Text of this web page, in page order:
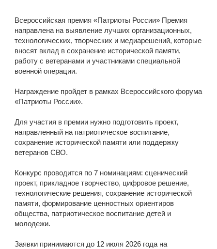
Всероссийская премия «Патриоты России» Премия
направлена на выявление лучших организационных,
технологических, творческих и медиарешений, которые
вносят вклад в сохранение исторической памяти,
работу с ветеранами и участниками специальной
военной операции.
Награждение пройдет в рамках Всероссийского форума
«Патриоты России».
Для участия в премии нужно подготовить проект,
направленный на патриотическое воспитание,
сохранение исторической памяти или поддержку
ветеранов СВО.
Конкурс проводится по 7 номинациям: сценический
проект, прикладное творчество, цифровое решение,
технологические решения, сохранение исторической
памяти, формирование ценностных ориентиров
общества, патриотическое воспитание детей и
молодежи.
Заявки принимаются до 12 июля 2026 года на